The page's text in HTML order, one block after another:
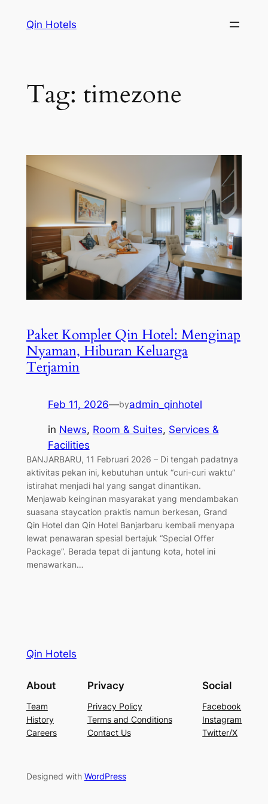
Qin Hotels
Tag: timezone
Paket Komplet Qin Hotel: Menginap
Nyaman, Hiburan Keluarga
Terjamin
Feb 11, 2026—byadmin_qinhotel
in News, Room & Suites, Services &
Facilities
BANJARBARU, 11 Februari 2026 – Di tengah padatnya
aktivitas pekan ini, kebutuhan untuk “curi-curi waktu”
istirahat menjadi hal yang sangat dinantikan.
Menjawab keinginan masyarakat yang mendambakan
suasana staycation praktis namun berkesan, Grand
Qin Hotel dan Qin Hotel Banjarbaru kembali menyapa
lewat penawaran spesial bertajuk “Special Offer
Package”. Berada tepat di jantung kota, hotel ini
menawarkan…
Qin Hotels
About
Team
History
Careers
Privacy
Privacy Policy
Terms and Conditions
Contact Us
Social
Facebook
Instagram
Twitter/X
Designed with WordPress